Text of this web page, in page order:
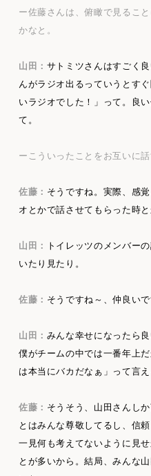
ー佐藤さんは、俯瞰で見るこ
かなと。
山田： サトミツさんはすごく
んがラジオ出るっていうとす
いラジオでした！」って。良
て。
ーこういったことをお互いに
佐藤： そうですね。実際、感
オとかで話させてもらった時と
山田：
トイレッツのメンバー
いたり見たり。
佐藤： そうですね～、仲良い
山田： みんな幸せになったら
僕がチームの中では一番年上
は本当にバカだなぁ」って言え
佐藤： そうそう、山田さんし
とはみんな尊敬してるし、信
一見何も考えてないように見
とが多いから。結局、みんな